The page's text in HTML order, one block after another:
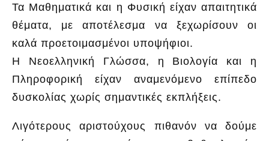
Τα Μαθηματικά και η Φυσική είχαν απαιτητικά
θέματα, με αποτέλεσμα να ξεχωρίσουν οι
καλά προετοιμασμένοι υποψήφιοι.
Η Νεοελληνική Γλώσσα, η Βιολογία και η
Πληροφορική είχαν αναμενόμενο επίπεδο
δυσκολίας χωρίς σημαντικές εκπλήξεις.
Λιγότερους αριστούχους πιθανόν να δούμε